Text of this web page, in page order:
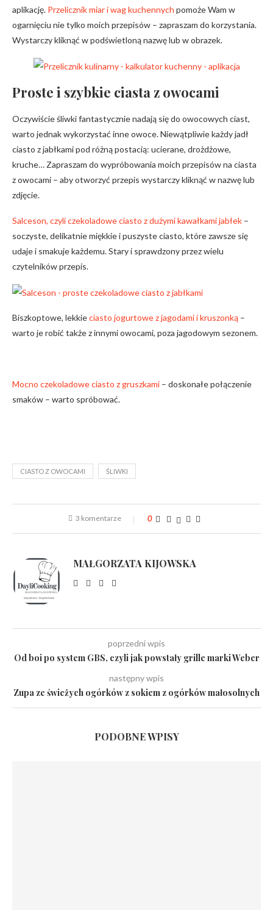
aplikację. Przelicznik miar i wag kuchennych pomoże Wam w
ogarnięciu nie tylko moich przepisów – zapraszam do korzystania.
Wystarczy kliknąć w podświetloną nazwę lub w obrazek.
Proste i szybkie ciasta z owocami
Oczywiście śliwki fantastycznie nadają się do owocowych ciast,
warto jednak wykorzystać inne owoce. Niewątpliwie każdy jadł
ciasto z jabłkami pod różną postacią: ucierane, drożdżowe,
kruche… Zapraszam do wypróbowania moich przepisów na ciasta
z owocami – aby otworzyć przepis wystarczy kliknąć w nazwę lub
zdjęcie.
Salceson, czyli czekoladowe ciasto z dużymi kawałkami jabłek –
soczyste, delikatnie miękkie i puszyste ciasto, które zawsze się
udaje i smakuje każdemu. Stary i sprawdzony przez wielu
czytelników przepis.
Biszkoptowe, lekkieciasto jogurtowe z jagodami i kruszonką –
warto je robić także z innymi owocami, poza jagodowym sezonem.
Mocno czekoladowe ciasto z gruszkami – doskonałe połączenie
smaków – warto spróbować.
CIASTO Z OWOCAMI ŚLIWKI
3 komentarze 0
MAŁGORZATA KIJOWSKA
poprzedni wpis
Od boi po system GBS, czyli jak powstały grille marki Weber
następny wpis
Zupa ze świeżych ogórków z sokiem z ogórków małosolnych
PODOBNE WPISY